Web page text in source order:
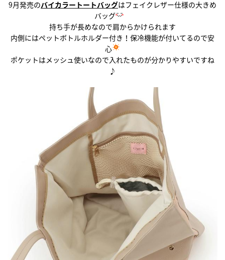
9月発売のバイカラートートバッグはフェイクレザー仕様の大きめ
バッグ
持ち手が長めなので肩からかけられます
内側にはペットボトルホルダー付き！保冷機能が付いてるので安
心
ポケットはメッシュ使いなので入れたものが分かりやすいですね
♪